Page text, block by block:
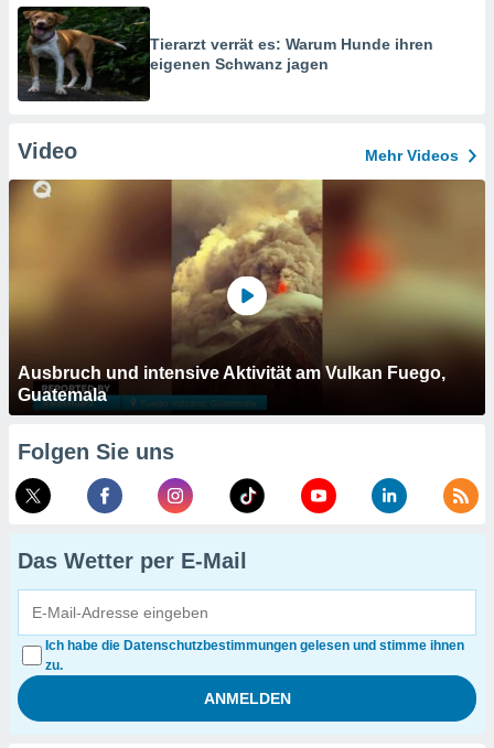
Tierarzt verrät es: Warum Hunde ihren
eigenen Schwanz jagen
Video Mehr Videos
Ausbruch und intensive Aktivität am Vulkan Fuego,
Guatemala
Folgen Sie uns
Das Wetter per E-Mail
Ich habe die Datenschutzbestimmungen gelesen und stimme ihnen
zu.